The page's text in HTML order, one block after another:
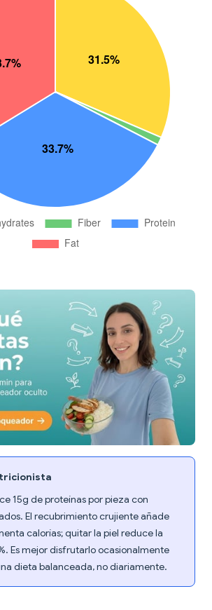
15g de proteínas por pieza con
El recubrimiento crujiente añade
calorías; quitar la piel reduce la
Es mejor disfrutarlo ocasionalmente
dieta balanceada, no diariamente.